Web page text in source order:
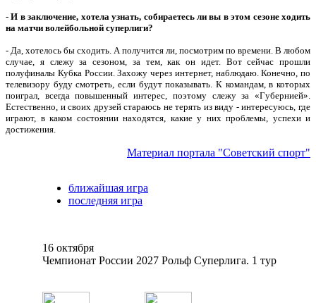
-И в заключение, хотела узнать, собираетесь ли вы в этом сезоне ходить
на матчи волейбольной суперлиги?
- Да, хотелось бы сходить. А получится ли, посмотрим по времени. В любом
случае, я слежу за сезоном, за тем, как он идет. Вот сейчас прошли
полуфиналы Кубка России. Захожу через интернет, наблюдаю. Конечно, по
телевизору буду смотреть, если будут показывать. К командам, в которых
поиграл, всегда повышенный интерес, поэтому слежу за «Губернией».
Естественно, и своих друзей стараюсь не терять из виду - интересуюсь, где
играют, в каком состоянии находятся, какие у них проблемы, успехи и
достижения.
Материал портала "Советский спорт"
ближайшая игра
последняя игра
16 октября
Чемпионат России 2027 Рольф Суперлига. 1 тур